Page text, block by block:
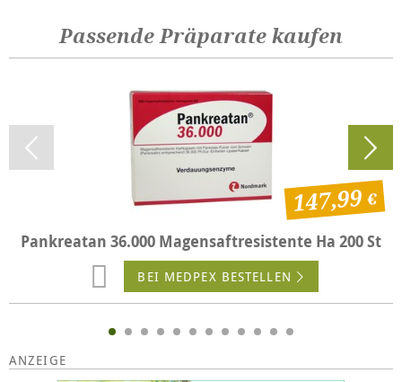
Passende Präparate kaufen
Pankreatan 36.000 Magensaftresistente Ha 200 St
147,99
BEI MEDPEX BESTELLEN